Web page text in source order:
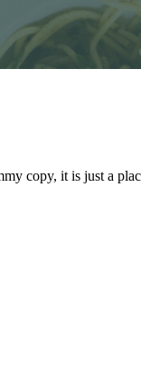
copy, it is just a